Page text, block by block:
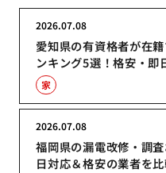
愛知県の有資格者が在
ンキング5選！格安・即
2026.07.08
家
福岡県の漏電改修・調
日対応＆格安の業者を
2026.07.08